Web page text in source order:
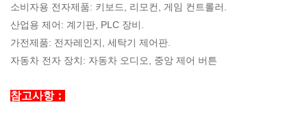
소비자용 전자제품: 키보드, 리모컨, 게임 컨트롤러.
산업용 제어: 계기판, PLC 장비.
가전제품: 전자레인지, 세탁기 제어판.
자동차 전자 장치: 자동차 오디오, 중앙 제어 버튼
참고사항：